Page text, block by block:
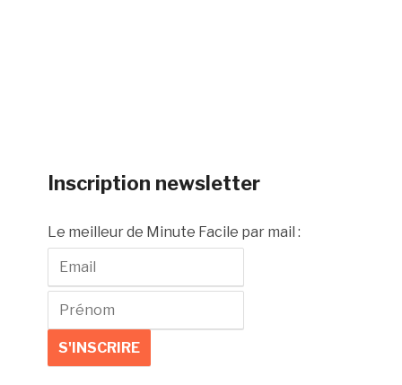
Inscription newsletter
Le meilleur de Minute Facile par mail :